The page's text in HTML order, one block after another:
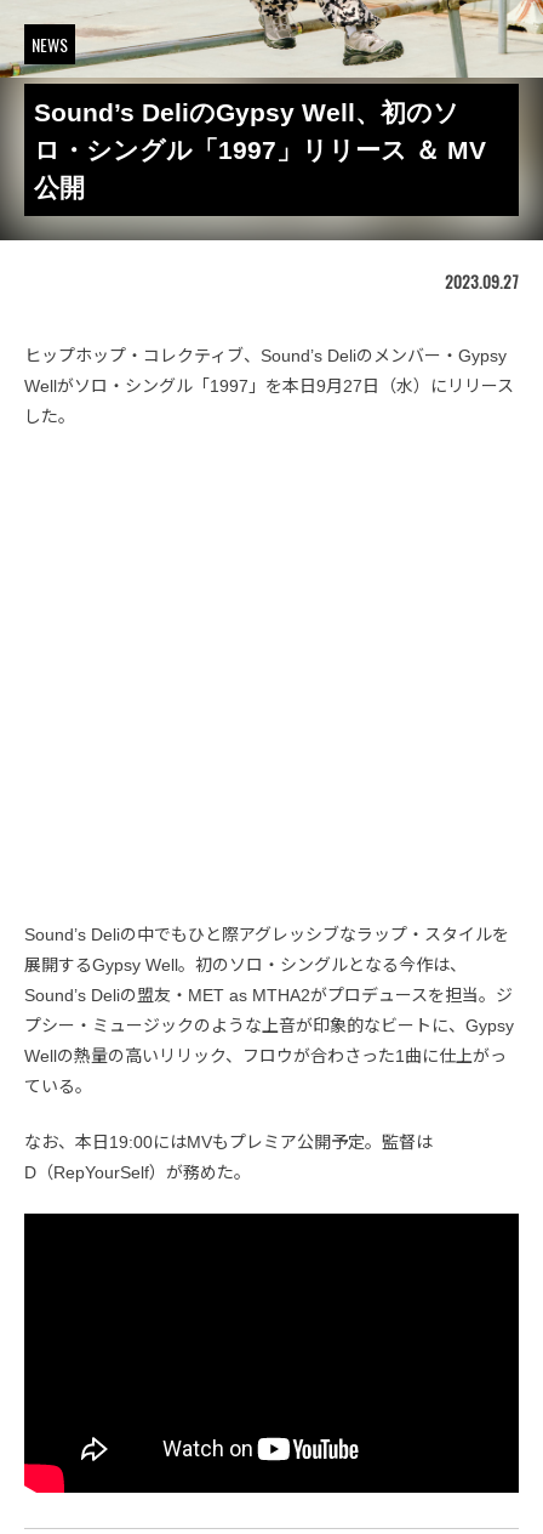
NEWS
Sound’s DeliのGypsy Well、初のソ
ロ・シングル「1997」リリース ＆ MV
公開
2023.09.27
ヒップホップ・コレクティブ、Sound’s Deliのメンバー・Gypsy
Wellがソロ・シングル「1997」を本日9月27日（水）にリリース
した。
Sound’s Deliの中でもひと際アグレッシブなラップ・スタイルを
展開するGypsy Well。初のソロ・シングルとなる今作は、
Sound’s Deliの盟友・MET as MTHA2がプロデュースを担当。ジ
プシー・ミュージックのような上音が印象的なビートに、Gypsy
Wellの熱量の高いリリック、フロウが合わさった1曲に仕上がっ
ている。
なお、本日19:00にはMVもプレミア公開予定。監督は
D（RepYourSelf）が務めた。